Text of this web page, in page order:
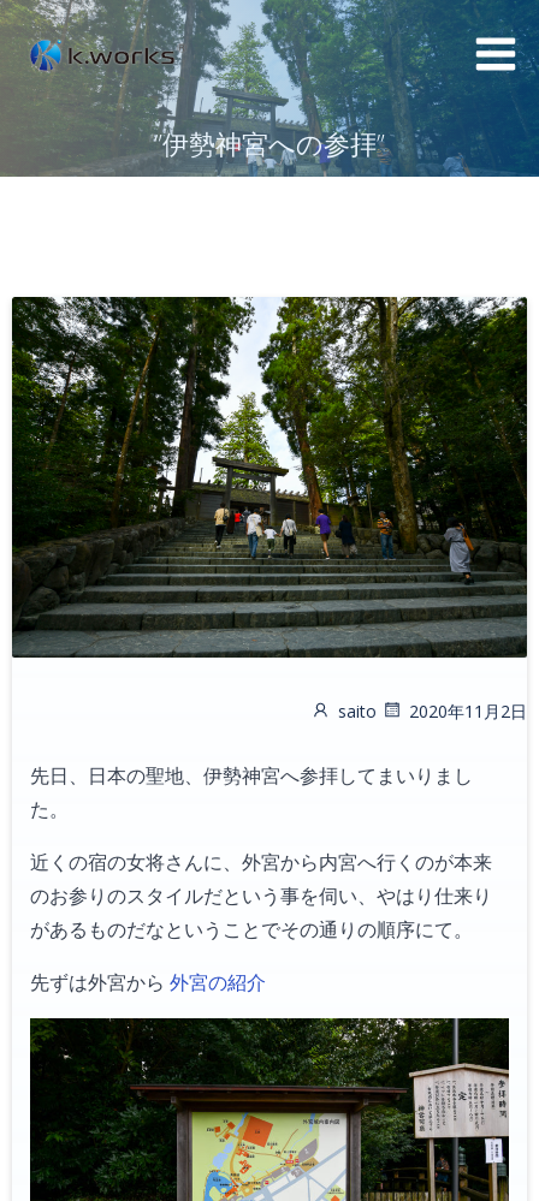
コ
ン
テ
ン
ツ
へ
プ
”伊勢神宮への参拝”
saito 2020年11月2日
先日、日本の聖地、伊勢神宮へ参拝してまいりまし
た。
近くの宿の女将さんに、外宮から内宮へ行くのが本来
のお参りのスタイルだという事を伺い、やはり仕来り
があるものだなということでその通りの順序にて。
先ずは外宮から 外宮の紹介